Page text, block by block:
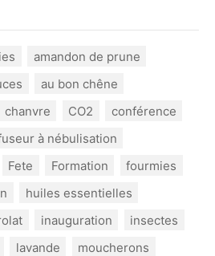
amandon de prune
au bon chêne
chanvre CO2
conférence
à nébulisation
Fete Formation
fourmies
huiles essentielles
inauguration
insectes
lavande
moucherons